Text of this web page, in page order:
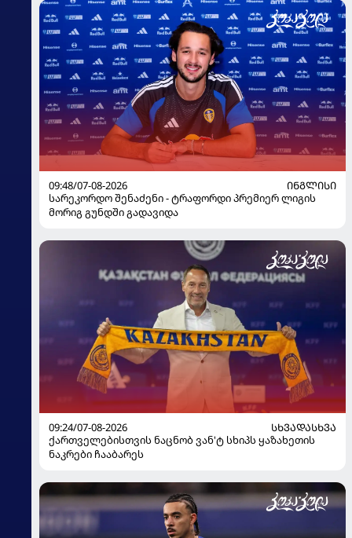
09:48/07-08-2026
ᲘᲜᲒᲚᲘᲡᲘ
სარეკორდო შენაძენი - ტრაფორდი პრემიერ ლიგის
მორიგ გუნდში გადავიდა
09:24/07-08-2026
ᲡᲮᲕᲐᲓᲐᲡᲮᲕᲐ
ქართველებისთვის ნაცნობ ვან'ტ სხიპს ყაზახეთის
ნაკრები ჩააბარეს